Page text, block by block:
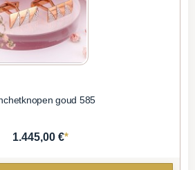
goud 585
1.445,00 €*